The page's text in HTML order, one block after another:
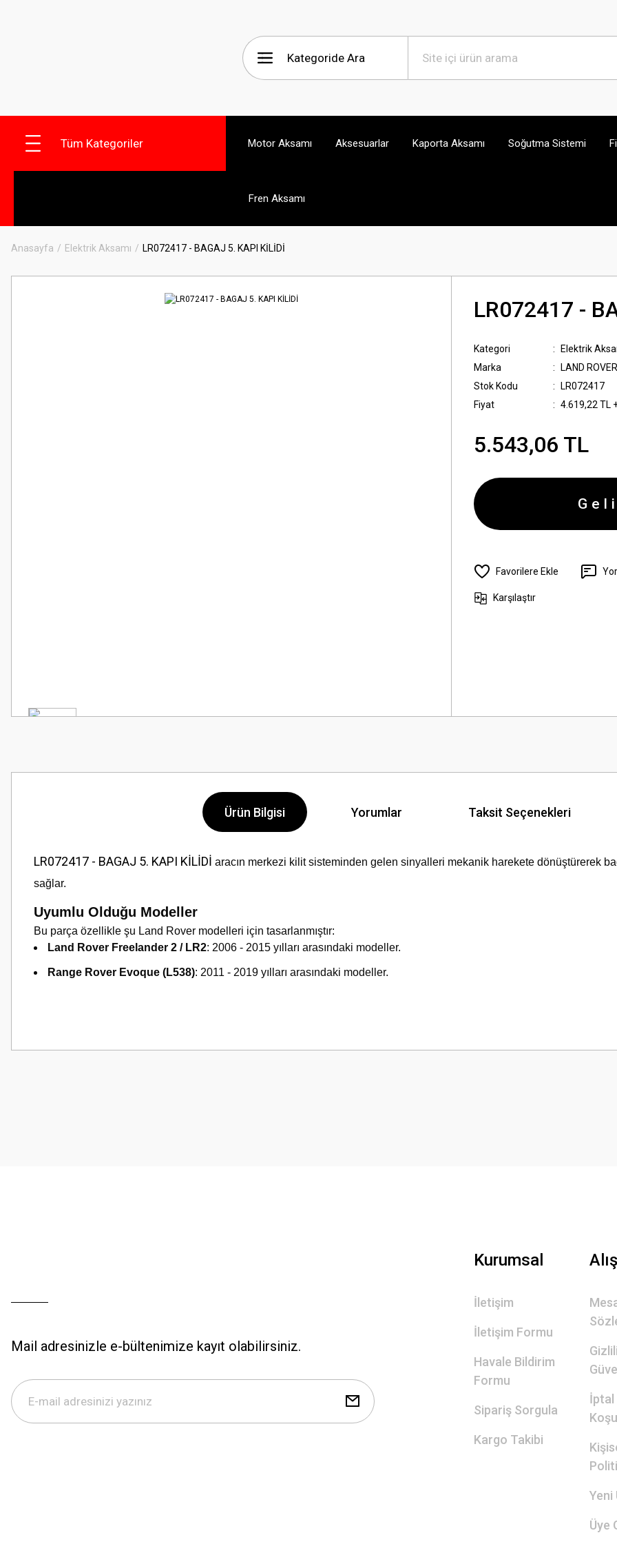
Tüm Kategoriler Motor Aksamı Aksesuarlar Kaporta Aksamı Soğutma Sistemi
Fren Aksamı
Anasayfa Elektrik Aksamı LR072417 - BAGAJ 5. KAPI KİLİDİ
LR072417 -
Kategori
Elektrik
Marka
LAND ROVER
Stok Kodu
LR072417
Fiyat
4.619,22 TL
5.543,06 TL
Karşılaştır
Ürün Bilgisi Yorumlar Taksit Seçenekleri
LR072417 - BAGAJ 5. KAPI KİLİDİ aracın merkezi kilit sisteminden gelen sinyalleri mekanik harekete dönüştürerek
sağlar.
Uyumlu Olduğu Modeller
Bu parça özellikle şu Land Rover modelleri için tasarlanmıştır:
Land Rover Freelander 2 / LR2: 2006 - 2015 yılları arasındaki modeller.
Range Rover Evoque (L538): 2011 - 2019 yılları arasındaki modeller.
Görüş ve önerileriniz için teşekkür ederiz.
Mail adresinizle e-bültenimize kayıt olabilirsiniz.
Kurumsal
İletişim
İletişim Formu
Havale Bildirim
Formu
Sipariş Sorgula
Kargo Takibi
İptal
Yeni
Üye